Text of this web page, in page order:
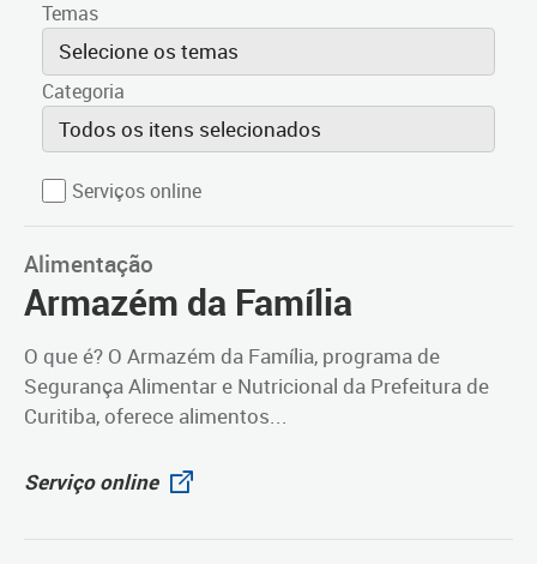
Temas
Selecione os temas
Categoria
Todos os itens selecionados
Serviços online
Alimentação
Armazém da Família
O que é? O Armazém da Família, programa de
Segurança Alimentar e Nutricional da Prefeitura de
Curitiba, oferece alimentos...
Serviço online